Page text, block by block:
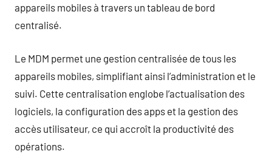
appareils mobiles à travers un tableau de bord
centralisé.
Le MDM permet une gestion centralisée de tous les
appareils mobiles, simplifiant ainsi l’administration et le
suivi. Cette centralisation englobe l’actualisation des
logiciels, la configuration des apps et la gestion des
accès utilisateur, ce qui accroît la productivité des
opérations.